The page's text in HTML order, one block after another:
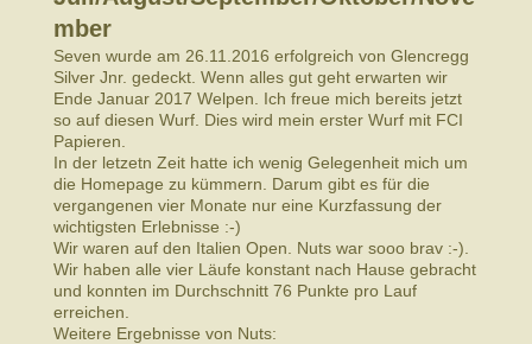
mber
Seven wurde am 26.11.2016 erfolgreich von Glencregg
Silver Jnr. gedeckt. Wenn alles gut geht erwarten wir
Ende Januar 2017 Welpen. Ich freue mich bereits jetzt
so auf diesen Wurf. Dies wird mein erster Wurf mit FCI
Papieren.
In der letzetn Zeit hatte ich wenig Gelegenheit mich um
die Homepage zu kümmern. Darum gibt es für die
vergangenen vier Monate nur eine Kurzfassung der
wichtigsten Erlebnisse :-)
Wir waren auf den Italien Open. Nuts war sooo brav :-).
Wir haben alle vier Läufe konstant nach Hause gebracht
und konnten im Durchschnitt 76 Punkte pro Lauf
erreichen.
Weitere Ergebnisse von Nuts: